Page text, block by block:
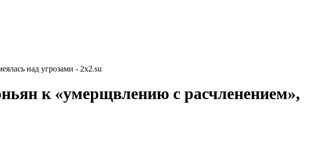
над угрозами - 2x2.su
к «умерщвлению с расчленением»,